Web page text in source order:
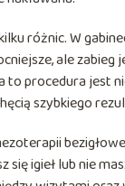
różnic. W
ale
to procedura jest
szybkiego
igieł lub nie